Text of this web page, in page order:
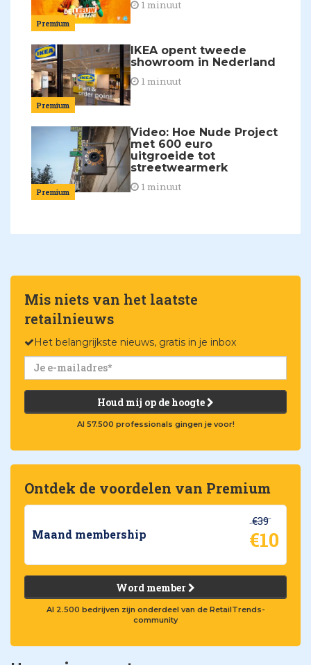
Premium
1 minuut
Premium
IKEA opent tweede
showroom in Nederland
1 minuut
Premium
Video: Hoe Nude Project
met 600 euro
uitgroeide tot
streetwearmerk
1 minuut
Mis niets van het laatste
retailnieuws
Het belangrijkste nieuws, gratis in je inbox
Houd mij op de hoogte
Al 57.500 professionals gingen je voor!
Ontdek de voordelen van Premium
Maand membership
€39
€10
Word member
Al 2.500 bedrijven zijn onderdeel van de RetailTrends-
community